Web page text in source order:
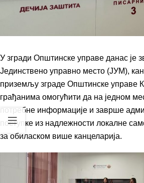
У згради Општинске управе данас је
Јединствено управно место (ЈУМ),
приземљу зграде Општинске управе
грађанима омогућити да на једном
потребне информације и заврше
поступке из надлежности локалне
за обиласком више канцеларија.